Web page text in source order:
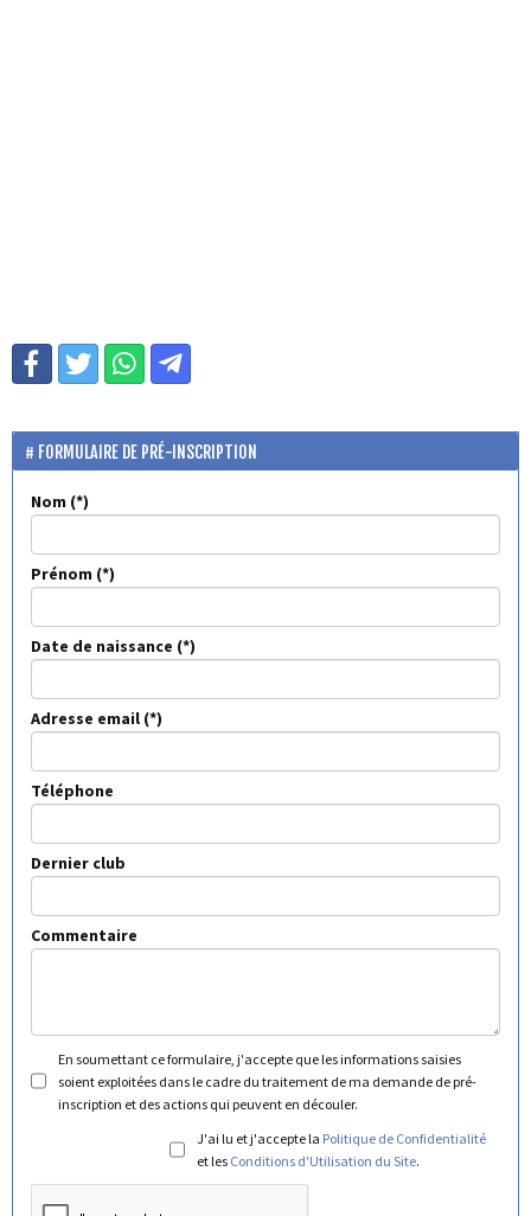
FORMULAIRE DE PRÉ-INSCRIPTION
Nom
Prénom
Date de naissance
Adresse email
Téléphone
Dernier club
Commentaire
En soumettant ce formulaire, j'accepte que les informations saisies
soient exploitées dans le cadre du traitement de ma demande de pré-
inscription et des actions qui peuvent en découler.
J'ai lu et j'accepte la Politique de Confidentialité
et les Conditions d'Utilisation du Site.